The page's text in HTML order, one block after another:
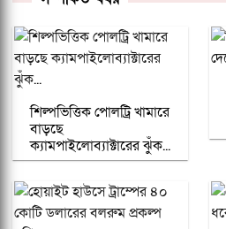
শিল্পভিত্তিক পোলট্রি খামারে
বাড়ছে
ক্যামপাইলোব্যাক্টারের ঝুঁক...